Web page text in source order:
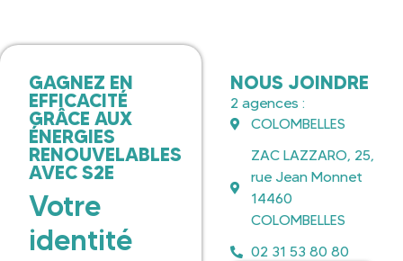
GAGNEZ EN
EFFICACITÉ
GRÂCE AUX
ÉNERGIES
RENOUVELABLES
AVEC S2E
Votre
identité
NOUS JOINDRE
2 agences :
COLOMBELLES
ZAC LAZZARO, 25,
rue Jean Monnet
14460
COLOMBELLES
02 31 53 80 80